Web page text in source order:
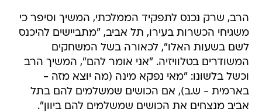
הרב, שרק נכנס לתפקיד הממלכתי, המשיך וסיפר כי
משגיחי הכשרות בעירו, תל אביב, "מתביישים להיכנס
לשם בשעות האלו", לכאורה בשל המשחקים
המשודרים בטלוויזיה. "אני אומר להם", המשיך הרב
וכשל בלשונו: "מאי נפקא מינה (מה יוצא מזה -
בארמית - ש.ב), אם הכושים שמשלמים להם בתל
אביב מנצחים את הכושים שמשלמים להם ביוון".